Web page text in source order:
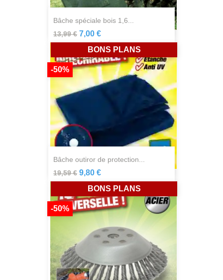
bâche spéciale bois 1,6...
13,99 € 7,00 €
bâche outiror de protection...
19,59 €
-50%
9,80 €
BONS PLANS
-50%
BONS PLANS